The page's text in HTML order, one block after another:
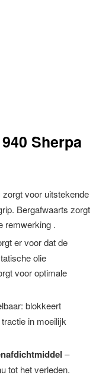
Sherpa
zorgt voor uitstekende
Bergafwaarts zorgt
remwerking .
er voor dat de
olie
voor optimale
blokkeert
in moeilijk
–
tot het verleden.